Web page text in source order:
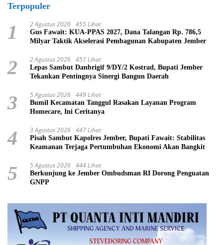
Terpopuler
1 2 Agustus 2026 455 Lihat
Gus Fawait: KUA-PPAS 2027, Dana Talangan Rp. 786,5
Milyar Taktik Akselerasi Pembagunan Kabupaten Jember
2 2 Agustus 2026 451 Lihat
Lepas Sambut Danbrigif 9/DY/2 Kostrad, Bupati Jember
Tekankan Pentingnya Sinergi Bangun Daerah
3 5 Agustus 2026 449 Lihat
Bumil Kecamatan Tanggul Rasakan Layanan Program
Homecare, Ini Ceritanya
4 3 Agustus 2026 447 Lihat
Pisah Sambut Kapolres Jember, Bupati Fawait: Stabilitas
Keamanan Terjaga Pertumbuhan Ekonomi Akan Bangkit
5 5 Agustus 2026 444 Lihat
Berkunjung ke Jember Ombudsman RI Dorong Penguatan
GNPP